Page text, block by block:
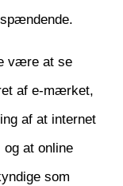
være at se
af e-mærket,
af at internet
og at online
som